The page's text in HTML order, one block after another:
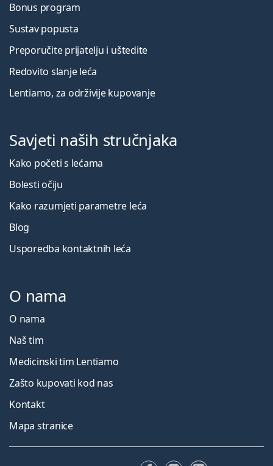
Bonus program
Sustav popusta
Preporučite prijatelju i uštedite
Redovito slanje leća
Lentiamo, za održivije kupovanje
Savjeti naših stručnjaka
Kako početi s lećama
Bolesti očiju
Kako razumjeti parametre leća
Blog
Usporedba kontaktnih leća
O nama
O nama
Naš tim
Medicinski tim Lentiamo
Zašto kupovati kod nas
Kontakt
Mapa stranice